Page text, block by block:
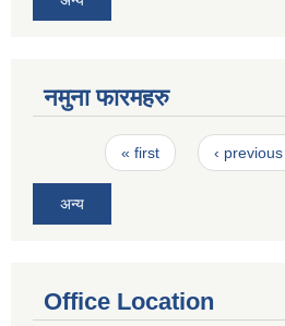
नमुना फारमहरु
Pages« first ‹ previous
अन्य
Office Location